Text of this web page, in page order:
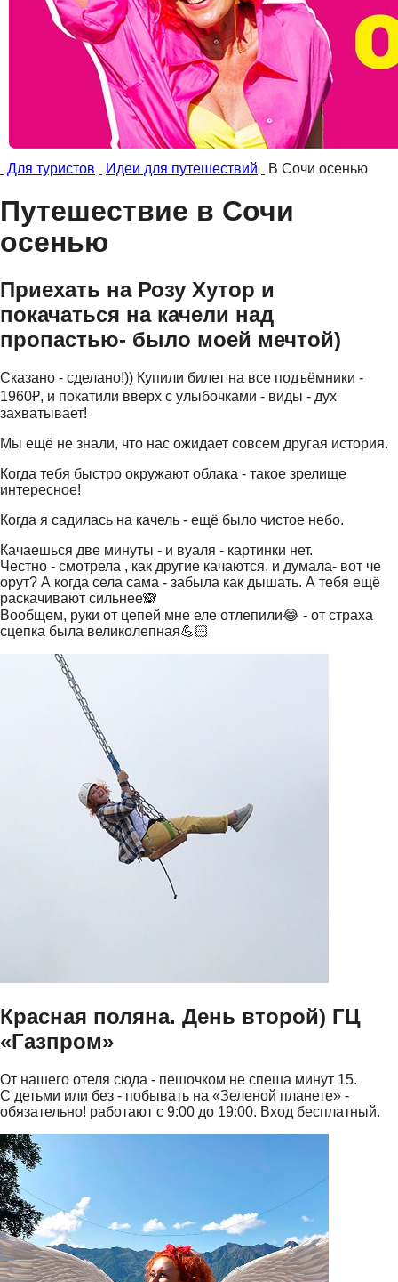
Для туристов Идеи для путешествий В Сочи осенью
Путешествие в Сочи
осенью
Приехать на Розу Хутор и
покачаться на качели над
пропастью- было моей мечтой)
Сказано - сделано!)) Купили билет на все подъёмники -
1960₽, и покатили вверх с улыбочками - виды - дух
захватывает!
Мы ещё не знали, что нас ожидает совсем другая история.
Когда тебя быстро окружают облака - такое зрелище
интересное!
Когда я садилась на качель - ещё было чистое небо.
Качаешься две минуты - и вуаля - картинки нет.
Честно - смотрела , как другие качаются, и думала- вот че
орут? А когда села сама - забыла как дышать. А тебя ещё
раскачивают сильнее🙈
Вообщем, руки от цепей мне еле отлепили😂 - от страха
сцепка была великолепная💪🏻
Красная поляна. День второй) ГЦ
«Газпром»
От нашего отеля сюда - пешочком не спеша минут 15.
С детьми или без - побывать на «Зеленой планете» -
обязательно! работают с 9:00 до 19:00. Вход бесплатный.